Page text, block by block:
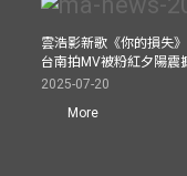
雲浩影新歌《你的損失
台南拍MV被粉紅夕陽震
2025-07-20
More